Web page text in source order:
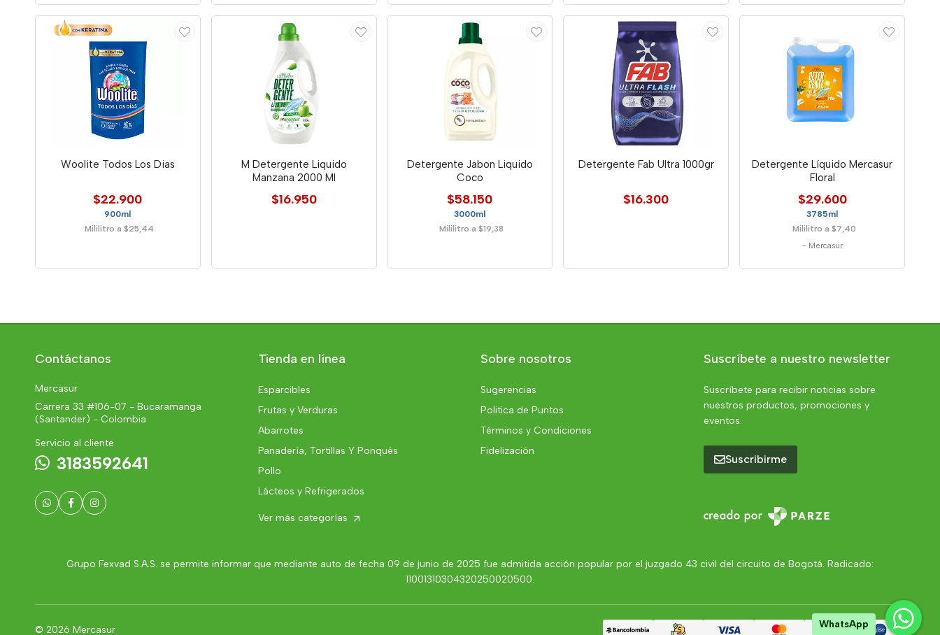
Woolite Todos Los Dias
$22.900
900ml
Mililitro a $25,44
M Detergente Liquido
Manzana 2000 Ml
$16.950
Detergente Jabon Liquido
Coco
$58.150
3000ml
Mililitro a $19,38
Detergente Fab Ultra 1000gr
$16.300
Detergente Líquido Mercasur
Floral
$29.600
3785ml
Mililitro a $7,40
- Mercasur
Contáctanos
Mercasur
Carrera 33 #106-07 - Bucaramanga
(Santander) - Colombia
Servicio al cliente
3183592641
Tienda en línea
Esparcibles
Frutas y Verduras
Abarrotes
Panadería, Tortillas Y Ponqués
Pollo
Lácteos y Refrigerados
Ver más categorías
Sobre nosotros
Sugerencias
Politica de Puntos
Términos y Condiciones
Fidelización
Suscríbete a nuestro newsletter
Suscríbete para recibir noticias sobre
nuestros productos, promociones y
eventos.
Suscribirme
Grupo Fexvad S.A.S. se permite informar que mediante auto de fecha 09 de junio de 2025 fue admitida acción popular por el juzgado 43 civil del circuito de Bogotá. Radicado:
11001310304320250020500.
© 2026 Mercasur WhatsApp